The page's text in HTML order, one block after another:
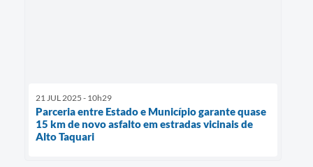
21 JUL 2025 - 10h29
Parceria entre Estado e Município garante quase
15 km de novo asfalto em estradas vicinais de
Alto Taquari